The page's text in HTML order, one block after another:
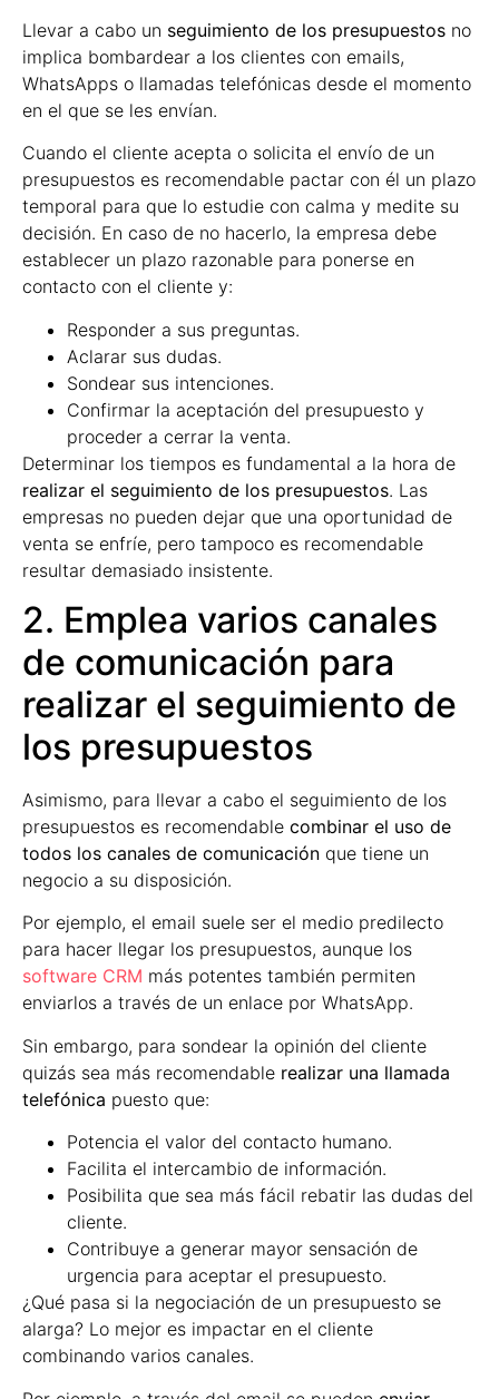
Llevar a cabo un seguimiento de los presupuestos no
implica bombardear a los clientes con emails,
WhatsApps o llamadas telefónicas desde el momento
en el que se les envían.
Cuando el cliente acepta o solicita el envío de un
presupuestos es recomendable pactar con él un plazo
temporal para que lo estudie con calma y medite su
decisión. En caso de no hacerlo, la empresa debe
establecer un plazo razonable para ponerse en
contacto con el cliente y:
Responder a sus preguntas.
Aclarar sus dudas.
Sondear sus intenciones.
Confirmar la aceptación del presupuesto y
proceder a cerrar la venta.
Determinar los tiempos es fundamental a la hora de
realizar el seguimiento de los presupuestos. Las
empresas no pueden dejar que una oportunidad de
venta se enfríe, pero tampoco es recomendable
resultar demasiado insistente.
2. Emplea varios canales
de comunicación para
realizar el seguimiento de
los presupuestos
Asimismo, para llevar a cabo el seguimiento de los
presupuestos es recomendable combinar el uso de
todos los canales de comunicación que tiene un
negocio a su disposición.
Por ejemplo, el email suele ser el medio predilecto
para hacer llegar los presupuestos, aunque los
software CRM más potentes también permiten
enviarlos a través de un enlace por WhatsApp.
Sin embargo, para sondear la opinión del cliente
quizás sea más recomendable realizar una llamada
telefónica puesto que:
Potencia el valor del contacto humano.
Facilita el intercambio de información.
Posibilita que sea más fácil rebatir las dudas del
cliente.
Contribuye a generar mayor sensación de
urgencia para aceptar el presupuesto.
¿Qué pasa si la negociación de un presupuesto se
alarga? Lo mejor es impactar en el cliente
combinando varios canales.